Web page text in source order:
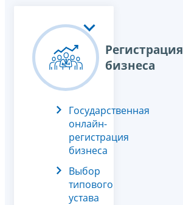
Регистрация
бизнеса
Государственная
онлайн-
регистрация
бизнеса
Выбор
типового
устава